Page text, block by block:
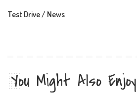
Test Drive / News
You Might Also Enjoy